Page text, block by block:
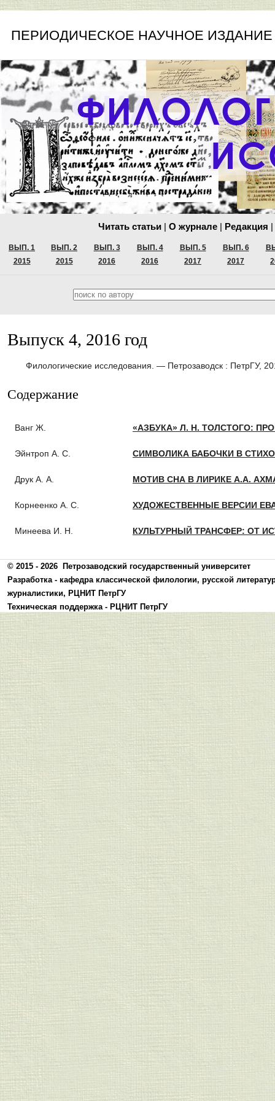
ПЕРИОДИЧЕСКОЕ НАУЧНОЕ ИЗДАНИЕ
Читать статьи | О журнале | Редакция |
ВЫП. 1
2015
ВЫП. 2
2015
ВЫП. 3
2016
ВЫП. 4
2016
ВЫП. 5
2017
ВЫП. 6
2017
Выпуск 4, 2016 год
Филологические исследования. — Петрозаводск : ПетрГУ,
Содержание
Ванг Ж. «АЗБУКА» Л. Н. ТОЛСТОГО:
Эйнтроп А. С. СИМВОЛИКА БАБОЧКИ В
Друк А. А. МОТИВ СНА В ЛИРИКЕ А.А.
Корнеенко А. С. ХУДОЖЕСТВЕННЫЕ ВЕРСИИ
Минеева И. Н. КУЛЬТУРНЫЙ ТРАНСФЕР: ОТ
© 2015 - 2026
Петрозаводский государственный университет
Разработка - кафедра классической филологии, русской
журналистики, РЦНИТ ПетрГУ
Техническая поддержка - РЦНИТ ПетрГУ
Политика конфиденциальности